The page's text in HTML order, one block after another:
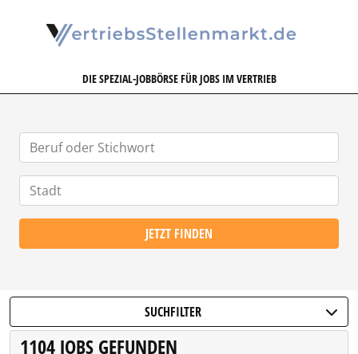
DIE SPEZIAL-JOBBÖRSE FÜR JOBS IM VERTRIEB
JETZT FINDEN
SUCHFILTER
1104 JOBS GEFUNDEN